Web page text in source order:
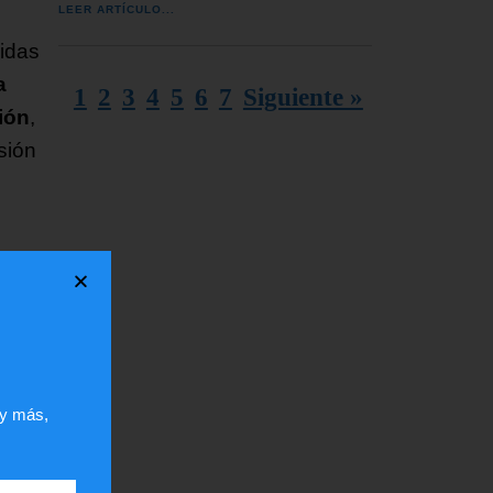
,
la
LEER ARTÍCULO...
1 2 3 4 5 6 7 Siguiente »
más,